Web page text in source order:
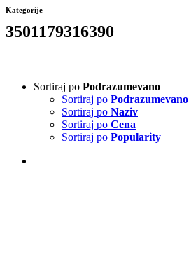
Kategorije
3501179316390
Sortiraj po Podrazumevano
Sortiraj po Podrazumevano
Sortiraj po Naziv
Sortiraj po Cena
Sortiraj po Popularity